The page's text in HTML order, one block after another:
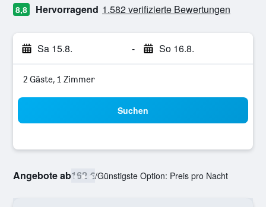
8,8 Hervorragend 1.582 verifizierte Bewertungen
Sa 15.8. - So 16.8.
2 Gäste, 1 Zimmer
Suchen
Angebote ab162 €/Günstigste Option: Preis pro Nacht